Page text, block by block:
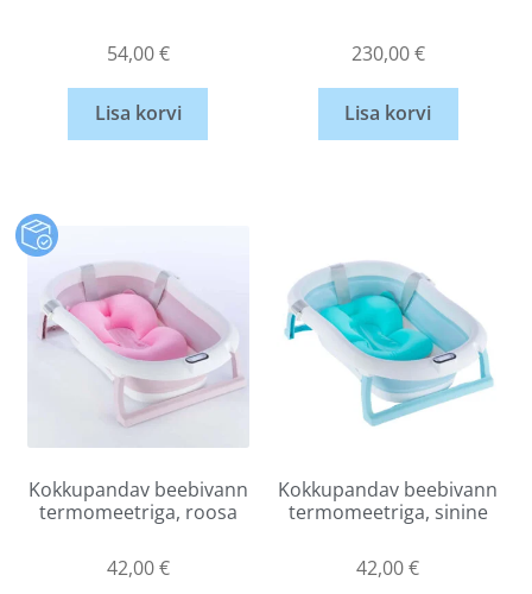
54,00€
Lisa korvi
230,00€
Lisa korvi
Kokkupandav beebivann
termomeetriga, roosa
42,00€
Kokkupandav beebivann
termomeetriga, sinine
42,00€